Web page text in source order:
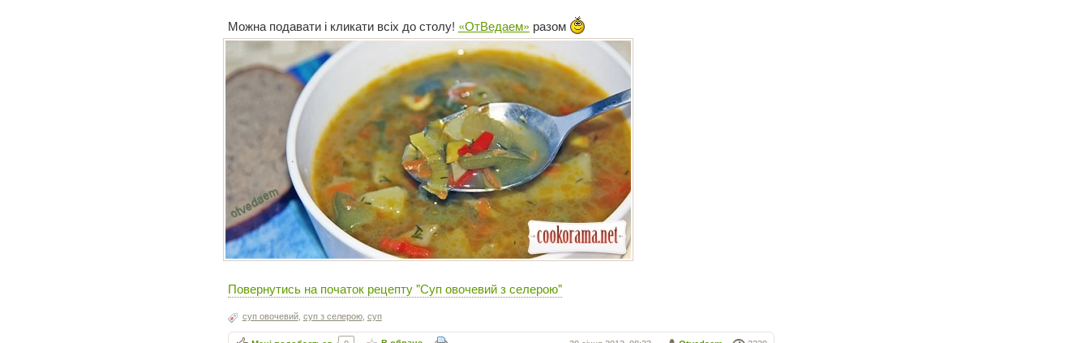
Можна подавати і кликати всіх до столу! «ОтВедаем» разом
Повернутись на початок рецепту "Суп овочевий з селерою"
суп овочевий, суп з селерою, суп